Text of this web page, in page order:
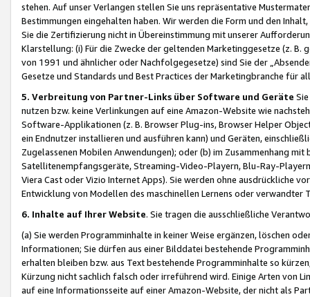
stehen. Auf unser Verlangen stellen Sie uns repräsentative
Bestimmungen eingehalten haben. Wir werden die Form und den
Sie die Zertifizierung nicht in Übereinstimmung mit unserer
Klarstellung: (i) Für die Zwecke der geltenden Marketinggesetze (z. B.
von 1991 und ähnlicher oder Nachfolgegesetze) sind Sie der
Gesetze und Standards und Best Practices der Marketingbranche für
5. Verbreitung von Partner-Links über Software und Geräte
nutzen bzw. keine Verlinkungen auf eine Amazon-Website wie
Software-Applikationen (z. B. Browser Plug-ins, Browser Helper
ein Endnutzer installieren und ausführen kann) und Geräten,
Zugelassenen Mobilen Anwendungen); oder (b) im Zusammenhang
Satellitenempfangsgeräte, Streaming-Video-Playern, Blu-Ray-
Viera Cast oder Vizio Internet Apps). Sie werden ohne ausdrückliche
Entwicklung von Modellen des maschinellen Lernens oder
6. Inhalte auf Ihrer Website. Sie tragen die ausschließliche
(a) Sie werden Programminhalte in keiner Weise ergänzen, löschen
Informationen; Sie dürfen aus einer Bilddatei bestehende
erhalten bleiben bzw. aus Text bestehende Programminhalte so
Kürzung nicht sachlich falsch oder irreführend wird. Einige Arten von
auf eine Informationsseite auf einer Amazon-Website, der nicht als